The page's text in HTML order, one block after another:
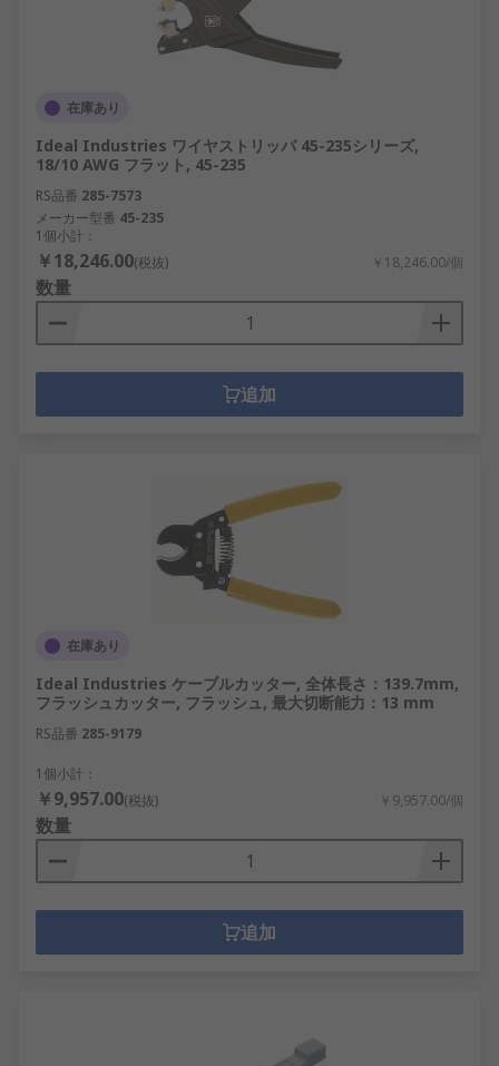
在庫あり
Ideal Industries ワイヤストリッパ 45-235シリーズ,
18/10 AWG フラット, 45-235
RS品番 285-7573
メーカー型番 45-235
1個小計：
￥18,246.00(税抜) ￥18,246.00/個
数量
追加
在庫あり
Ideal Industries ケーブルカッター, 全体長さ：139.7mm,
フラッシュカッター, フラッシュ, 最大切断能力：13 mm
RS品番 285-9179
1個小計：
￥9,957.00(税抜) ￥9,957.00/個
数量
追加